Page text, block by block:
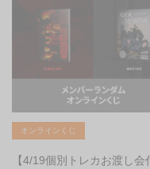
オンラインくじ
【4/19個別トレカお渡し会